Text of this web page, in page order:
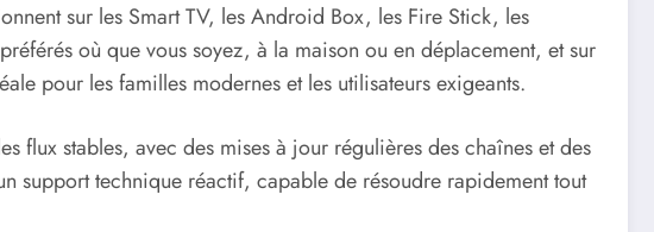
sur les Smart TV, les Android Box, les Fire Stick, les
où que vous soyez, à la maison ou en déplacement, et sur
pour les familles modernes et les utilisateurs exigeants.
flux stables, avec des mises à jour régulières des chaînes et des
support technique réactif, capable de résoudre rapidement tout